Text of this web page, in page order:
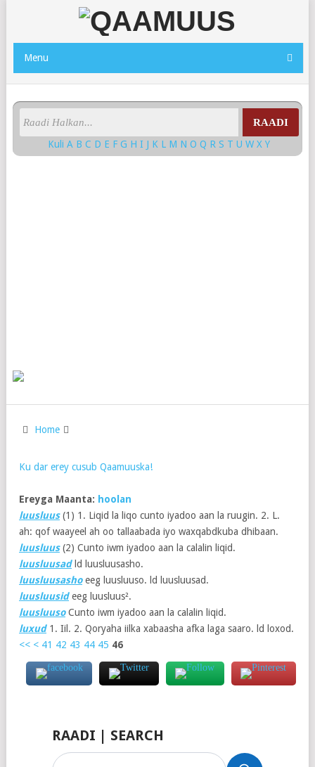
Menu
RAADI
KuliA BC D E FG HI J K L M NOQ RS TUWXY
Home
Ku dar erey cusub Qaamuuska!
Ereyga Maanta: hoolan
luusluus(1) 1. Liqid la liqo cunto iyadoo aan la ruugin. 2. L.
ah: qof waayeel ah oo tallaabada iyo waxqabdkuba dhibaan.
luusluus(2) Cunto iwm iyadoo aan la calalin liqid.
luusluusadld luusluusasho.
luusluusashoeeg luusluuso. ld luusluusad.
luusluusideeg luusluus².
luusluusoCunto iwm iyadoo aan la calalin liqid.
luxud1. Iil. 2. Qoryaha iilka xabaasha afka laga saaro. ld loxod.
<< < 41 42 43 44 45 46
RAADI | SEARCH